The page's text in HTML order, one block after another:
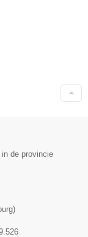
de provincie
)